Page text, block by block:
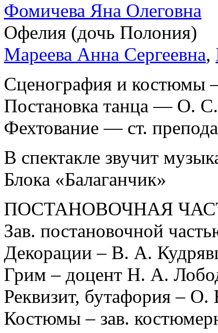
Фомичева Яна Олеговна
Офелия (дочь Полония)
Мареева Анна Сергеевна,
Сценография и
Постановка танца — О.
Фехтование — ст.
В спектакле звучит
Блока «Балаганчик»
ПОСТАНОВОЧНАЯ
Зав. постановочной
Декорации – В. А.
Грим – доцент Н. А.
Реквизит, бутафория –
Костюмы – зав.